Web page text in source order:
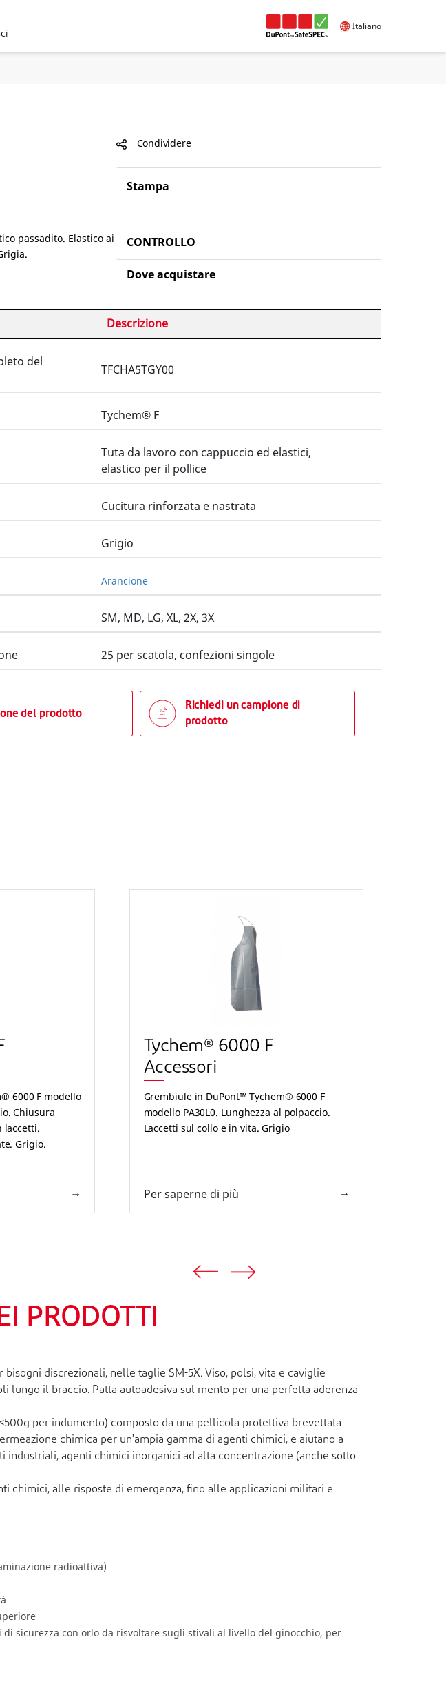
Italiano
passadito. Elastico ai
Condividere
Stampa
CONTROLLO
Dove acquistare
Descrizione
del
TFCHA5TGY00
Tychem® F
Tuta da lavoro con cappuccio ed elastici,
elastico per il pollice
Cucitura rinforzata e nastrata
Grigio
Arancione
SM, MD, LG, XL, 2X, 3X
25 per scatola, confezioni singole
del prodotto
Richiedi un campione di
prodotto
6000 F modello
Chiusura
laccetti.
Grigio.
Tychem® 6000 F
Accessori
Grembiule in DuPont™ Tychem® 6000 F
modello PA30L0. Lunghezza al polpaccio.
Laccetti sul collo e in vita. Grigio
Per saperne di più
PRODOTTI
discrezionali, nelle taglie SM-5X. Viso, polsi, vita e caviglie
lungo il braccio. Patta autoadesiva sul mento per una perfetta aderenza
per indumento) composto da una pellicola protettiva brevettata
chimica per un'ampia gamma di agenti chimici, e aiutano a
agenti chimici inorganici ad alta concentrazione (anche sotto
chimici, alle risposte di emergenza, fino alle applicazioni militari e
radioattiva)
sicurezza con orlo da risvoltare sugli stivali al livello del ginocchio, per